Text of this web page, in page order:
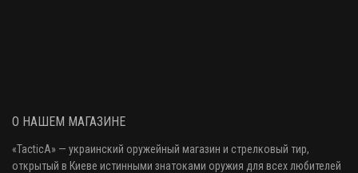
О НАШЕМ МАГАЗИНЕ
«TacticA» — украинский оружейный магазин и стрелковый тир,
открытый в Киеве истинными знатоками оружия для всех любителей